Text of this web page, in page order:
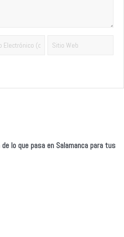
lo que pasa en Salamanca para tus